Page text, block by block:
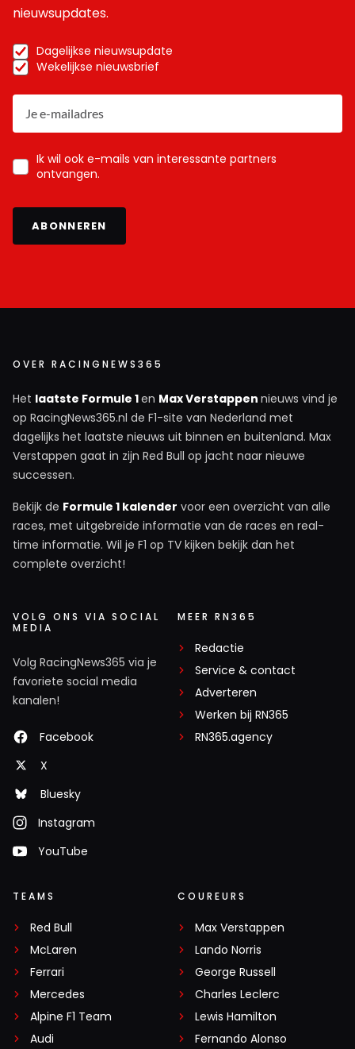
nieuwsupdates.
Dagelijkse nieuwsupdate
Wekelijkse nieuwsbrief
Ik wil ook e-mails van interessante partners
ontvangen.
ABONNEREN
OVER RACINGNEWS365
Het laatste Formule 1en Max Verstappen nieuws vind je
op RacingNews365.nl de F1-site van Nederland met
dagelijks het laatste nieuws uit binnen en buitenland. Max
Verstappen gaat in zijn Red Bull op jacht naar nieuwe
successen.
Bekijk de Formule 1 kalender voor een overzicht van alle
races, met uitgebreide informatie van de races en real-
time informatie. Wil je F1 op TV kijken bekijk dan het
complete overzicht!
VOLG ONS VIA SOCIAL
MEDIA
Volg RacingNews365 via je
favoriete social media
kanalen!
Facebook
X
Bluesky
Instagram
YouTube
MEER RN365
Redactie
Service & contact
Adverteren
Werken bij RN365
RN365.agency
TEAMS
Red Bull
McLaren
Ferrari
Mercedes
Alpine F1 Team
Audi
COUREURS
Max Verstappen
Lando Norris
George Russell
Charles Leclerc
Lewis Hamilton
Fernando Alonso